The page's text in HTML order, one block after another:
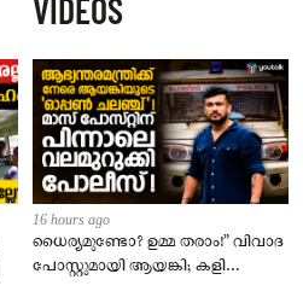
വരും
VIDEOS
16 hours ago
ധൈര്യമുണ്ടോ? ഉമ്മ തരാം!” വിവാദ
പോസ്റ്റുമായി ആയങ്കി; കളി